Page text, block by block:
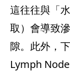
這往往與「
取）會導致
隙。此外，
Lymph